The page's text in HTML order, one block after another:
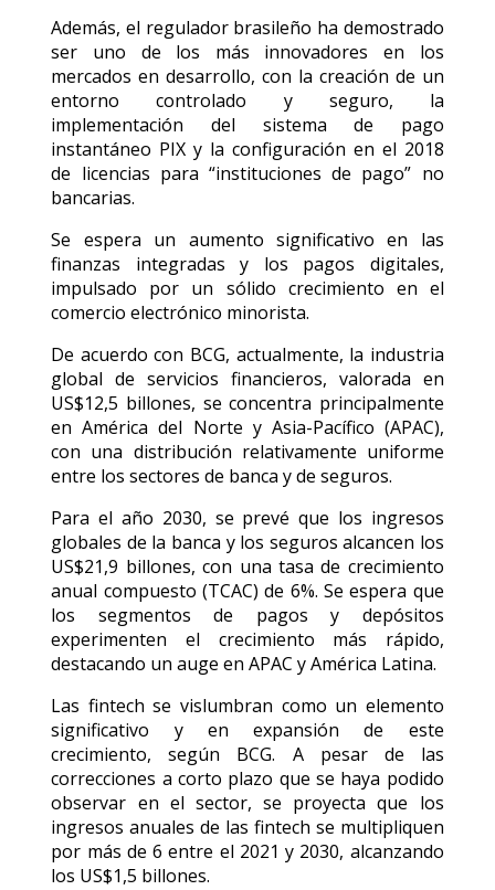
Además, el regulador brasileño ha demostrado
ser uno de los más innovadores en los
mercados en desarrollo, con la creación de un
entorno controlado y seguro, la
implementación del sistema de pago
instantáneo PIX y la configuración en el 2018
de licencias para “instituciones de pago” no
bancarias.
Se espera un aumento significativo en las
finanzas integradas y los pagos digitales,
impulsado por un sólido crecimiento en el
comercio electrónico minorista.
De acuerdo con BCG, actualmente, la industria
global de servicios financieros, valorada en
US$12,5 billones, se concentra principalmente
en América del Norte y Asia-Pacífico (APAC),
con una distribución relativamente uniforme
entre los sectores de banca y de seguros.
Para el año 2030, se prevé que los ingresos
globales de la banca y los seguros alcancen los
US$21,9 billones, con una tasa de crecimiento
anual compuesto (TCAC) de 6%. Se espera que
los segmentos de pagos y depósitos
experimenten el crecimiento más rápido,
destacando un auge en APAC y América Latina.
Las fintech se vislumbran como un elemento
significativo y en expansión de este
crecimiento, según BCG. A pesar de las
correcciones a corto plazo que se haya podido
observar en el sector, se proyecta que los
ingresos anuales de las fintech se multipliquen
por más de 6 entre el 2021 y 2030, alcanzando
los US$1,5 billones.